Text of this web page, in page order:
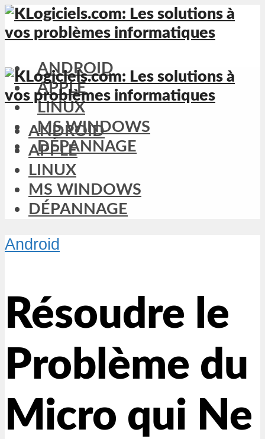
ANDROID
APPLE
LINUX
MS WINDOWS
DÉPANNAGE
ANDROID
APPLE
LINUX
MS WINDOWS
DÉPANNAGE
Android
Résoudre le
Problème du
Micro qui Ne